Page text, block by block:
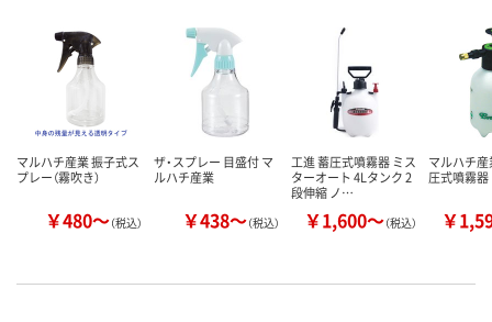
マルハチ産業 振子式ス
プレー（霧吹き）
￥480～（税込）
ザ・スプレー 目盛付 マ
ルハチ産業
￥438～（税込）
工進 蓄圧式噴霧器 ミス
ターオート 4Lタンク 2
段伸縮 ノ…
￥1,600～（税込）
マルハチ
圧式噴霧
￥